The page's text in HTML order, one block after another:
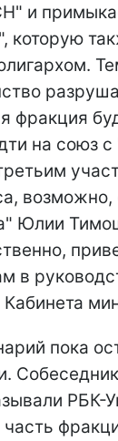
и
которую
фракция
на союз с
возможно,
Юлии
в
пока
РБК-
часть